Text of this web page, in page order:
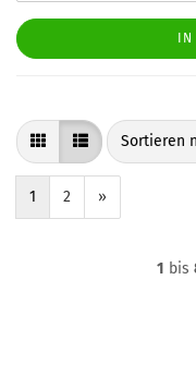
Sortieren
Sortieren
1 2 »
1 bis